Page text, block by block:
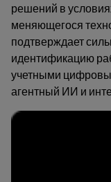
решений в
меняющегося
подтверждает
идентификацию
учетными
агентный ИИ и